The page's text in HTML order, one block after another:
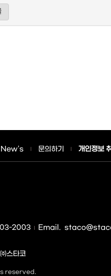
New's 문의하기 개인정보
2003 Email.
스타코
reserved.